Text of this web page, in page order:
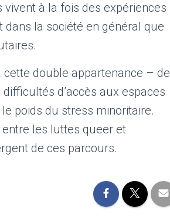
à la fois des expériences
dans la société en général que
double appartenance – de
d’accès aux espaces
poids du stress minoritaire.
les luttes queer et
de ces parcours.